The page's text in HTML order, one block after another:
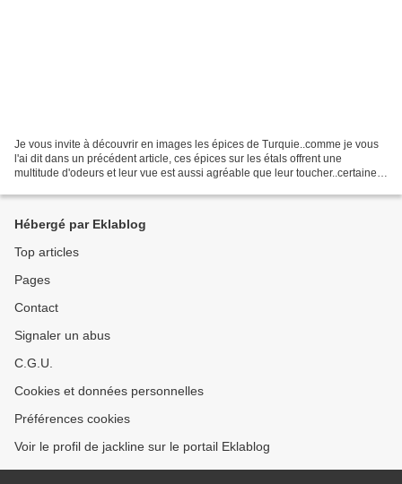
Je vous invite à découvrir en images les épices de Turquie..comme je vous
l'ai dit dans un précédent article, ces épices sur les étals offrent une
multitude d'odeurs et leur vue est aussi agréable que leur toucher..certaines
Hébergé par Eklablog
Top articles
Pages
Contact
Signaler un abus
C.G.U.
Cookies et données personnelles
Préférences cookies
Voir le profil de jackline sur le portail Eklablog